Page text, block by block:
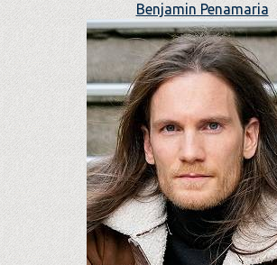
Benjamin Penamaria